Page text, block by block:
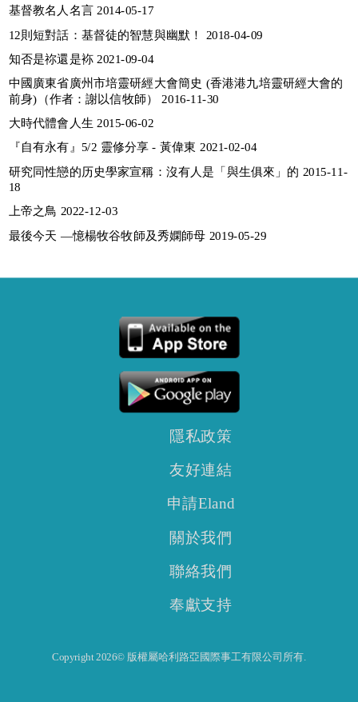
基督教名人名言 2014-05-17
12則短對話：基督徒的智慧與幽默！ 2018-04-09
知否是祢還是袮 2021-09-04
中國廣東省廣州市培靈研經大會簡史 (香港港九培靈研經大會的
前身)（作者：謝以信牧師） 2016-11-30
大時代體會人生 2015-06-02
『自有永有』5/2 靈修分享 - 黃偉東 2021-02-04
研究同性戀的历史學家宣稱：沒有人是「與生俱來」的 2015-11-
18
上帝之鳥 2022-12-03
最後今天 —憶楊牧谷牧師及秀嫻師母 2019-05-29
隱私政策
友好連結
申請Eland
關於我們
聯絡我們
奉獻支持
Copyright 2026© 版權屬哈利路亞國際事工有限公司所有.